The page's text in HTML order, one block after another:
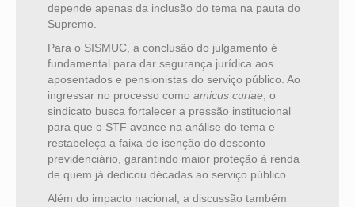
depende apenas da inclusão do tema na pauta do
Supremo.
Para o SISMUC, a conclusão do julgamento é
fundamental para dar segurança jurídica aos
aposentados e pensionistas do serviço público. Ao
ingressar no processo como amicus curiae , o
sindicato busca fortalecer a pressão institucional
para que o STF avance na análise do tema e
restabeleça a faixa de isenção do desconto
previdenciário, garantindo maior proteção à renda
de quem já dedicou décadas ao serviço público.
Além do impacto nacional, a discussão também